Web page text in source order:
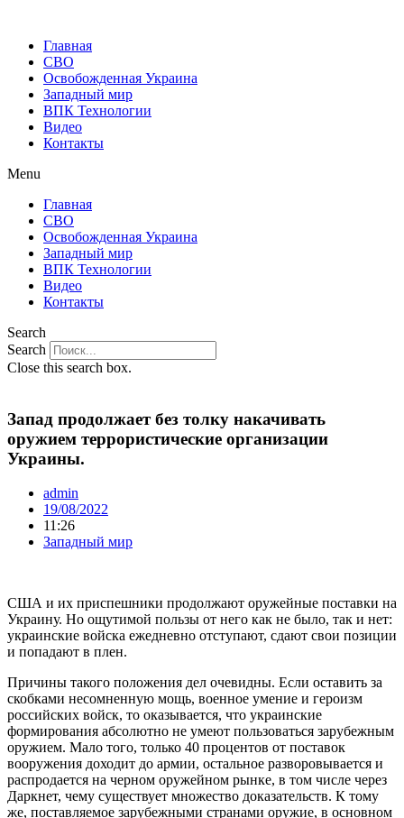
Главная
СВО
Освобожденная Украина
Западный мир
ВПК Технологии
Видео
Контакты
Menu
Главная
СВО
Освобожденная Украина
Западный мир
ВПК Технологии
Видео
Контакты
Search
Search
Close this search box.
Запад продолжает без толку накачивать
оружием террористические организации
Украины.
admin
19/08/2022
11:26
Западный мир
США и их приспешники продолжают оружейные поставки на
Украину. Но ощутимой пользы от него как не было, так и нет:
украинские войска ежедневно отступают, сдают свои позиции
и попадают в плен.
Причины такого положения дел очевидны. Если оставить за
скобками несомненную мощь, военное умение и героизм
российских войск, то оказывается, что украинские
формирования абсолютно не умеют пользоваться зарубежным
оружием. Мало того, только 40 процентов от поставок
вооружения доходит до армии, остальное разворовывается и
распродается на черном оружейном рынке, в том числе через
Даркнет, чему существует множество доказательств. К тому
же, поставляемое зарубежными странами оружие, в основном